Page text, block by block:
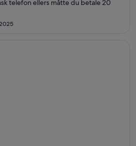
telefon ellers måtte du betale 20